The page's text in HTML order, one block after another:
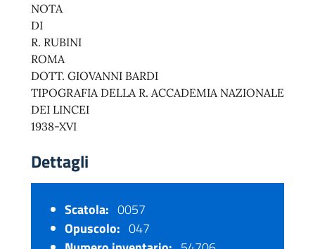
NOTA
DI
R. RUBINI
ROMA
DOTT. GIOVANNI BARDI
TIPOGRAFIA DELLA R. ACCADEMIA NAZIONALE
DEI LINCEI
1938-XVI
Dettagli
Scatola: 0057
Opuscolo: 047